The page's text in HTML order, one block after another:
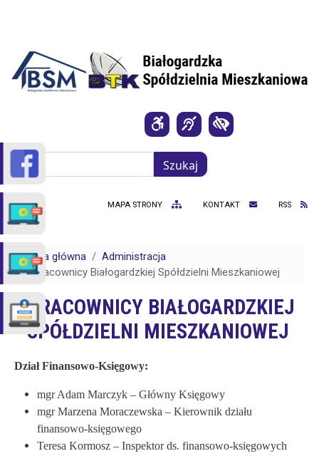
Szukaj
Szukaj
MAPA STRONY KONTAKT RSS
Strona główna
Administracja
Pracownicy Białogardzkiej Spółdzielni Mieszkaniowej
PRACOWNICY BIAŁOGARDZKIEJ
SPÓŁDZIELNI MIESZKANIOWEJ
Dział Finansowo-Księgowy:
mgr Adam Marczyk – Główny Księgowy
mgr Marzena Moraczewska – Kierownik działu
finansowo-księgowego
Teresa Kormosz – Inspektor ds. finansowo-księgowych